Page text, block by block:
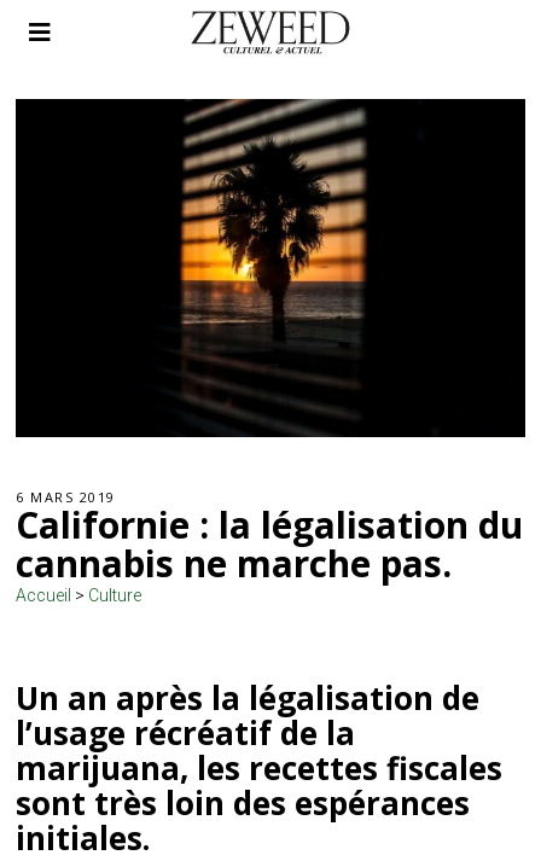
6 MARS 2019
Californie : la légalisation du
cannabis ne marche pas.
Accueil > Culture
Un an après la légalisation de
l’usage récréatif de la
marijuana, les recettes fiscales
sont très loin des espérances
initiales.